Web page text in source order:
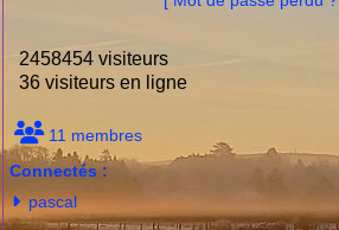
2458454 visiteurs
36 visiteurs en ligne
11 membres
Connectés :
pascal